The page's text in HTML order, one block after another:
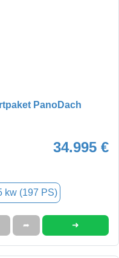
PanoDach
34.995 €
kw (197 PS)
➦ ➜